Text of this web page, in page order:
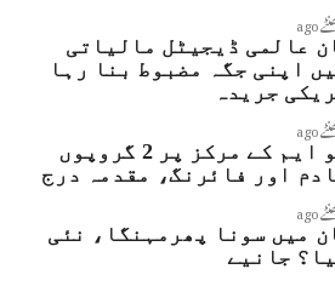
عالمی ڈیجیٹل مالیاتی
اپنی جگہ مضبوط بنا رہا
جریدہ
ایم کیو ایم کے مرکز پر 2 گروپوں
اور فائرنگ، مقدمہ درج
میں سونا پھرمہنگا، نئی
جانیے